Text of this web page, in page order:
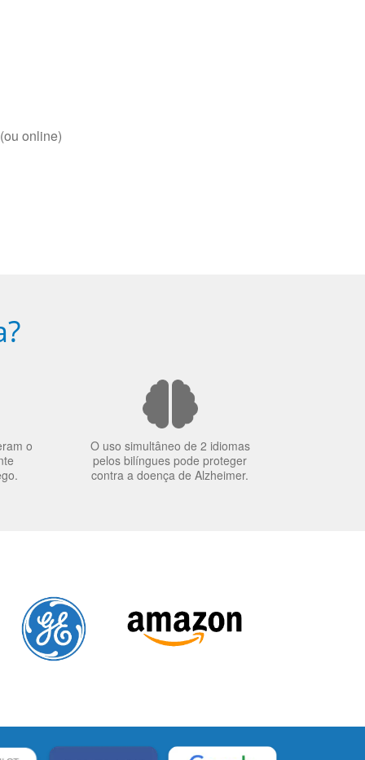
online)
o
O uso simultâneo de 2 idiomas
pelos bilíngues pode proteger
contra a doença de Alzheimer.